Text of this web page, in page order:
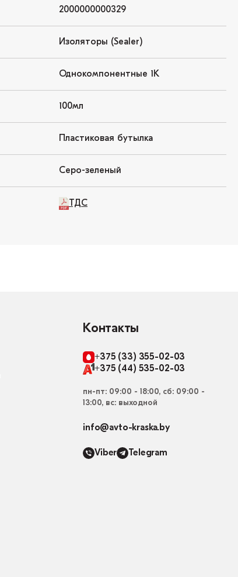
2000000000329
Изоляторы (Sealer)
Однокомпонентные 1K
100мл
Пластиковая бутылка
Серо-зеленый
ТДС
Контакты
+375 (33) 355-02-03
+375 (44) 535-02-03
пн-пт: 09:00 - 18:00, сб: 09:00 -
13:00, вс: выходной
info@avto-kraska.by
Viber Telegram